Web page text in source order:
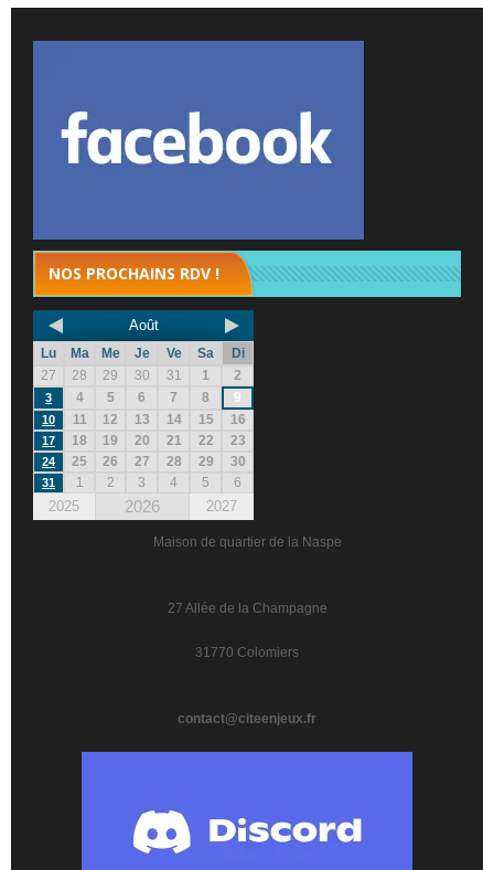
NOS PROCHAINS RDV !
Août
Lu Ma Me Je Ve Sa
Di
27
28 29 30 31 1 2
3 4 5 6 7 8 9
10 11 12 13 14 15 16
17 18 19 20 21 22 23
24 25 26 27 28 29 30
31 1 2 3 4 5 6
2025 2026 2027
Maison de quartier de la Naspe
27 Allée de la Champagne
31770 Colomiers
contact@citeenjeux.fr